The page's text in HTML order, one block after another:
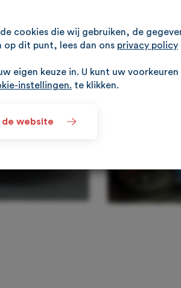
cookies die wij gebruiken, de
dit punt, lees dan ons privacy policy
eigen keuze in. U kunt uw
instellingen. te klikken.
website